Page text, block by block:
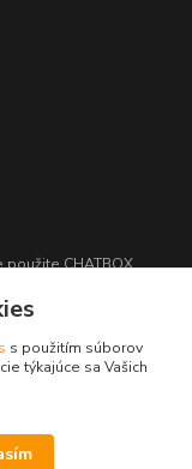
CHATBOX
s použitím súborov
týkajúce sa Vašich